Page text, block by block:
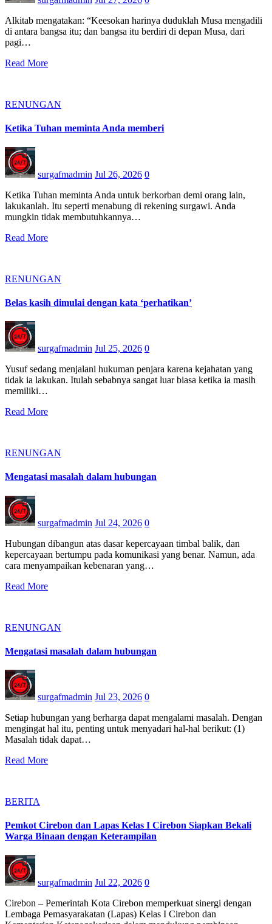
Alkitab mengatakan: “Keesokan harinya duduklah Musa mengadili
di antara bangsa itu; dan bangsa itu berdiri di depan Musa, dari
pagi…
Read More
RENUNGAN
Ketika Tuhan meminta Anda memberi
surgafmadmin Jul 26, 2026 0
Ketika Tuhan meminta Anda untuk berkorban demi orang lain,
lakukanlah. Itu seperti menabung di rekening surgawi. Anda
mungkin tidak membutuhkannya…
Read More
RENUNGAN
Belas kasih dimulai dengan kata ‘perhatikan’
surgafmadmin Jul 25, 2026 0
Yusuf sedang menjalani hukuman penjara karena kejahatan yang
tidak ia lakukan. Itulah sebabnya sangat luar biasa ketika ia masih
memiliki…
Read More
RENUNGAN
Mengatasi masalah dalam hubungan
surgafmadmin Jul 24, 2026 0
Hubungan dibangun atas dasar kepercayaan timbal balik, dan
kepercayaan bertumpu pada komunikasi yang benar. Namun, ada
cara menyampaikan kebenaran yang…
Read More
RENUNGAN
Mengatasi masalah dalam hubungan
surgafmadmin Jul 23, 2026 0
Setiap hubungan yang berharga dapat mengalami masalah. Dengan
mengingat hal itu, penting untuk menyadari hal-hal berikut: (1)
Masalah tidak dapat…
Read More
BERITA
Pemkot Cirebon dan Lapas Kelas I Cirebon Siapkan Bekali
Warga Binaan dengan Keterampilan
surgafmadmin Jul 22, 2026 0
Cirebon – Pemerintah Kota Cirebon memperkuat sinergi dengan
Lembaga Pemasyarakatan (Lapas) Kelas I Cirebon dan